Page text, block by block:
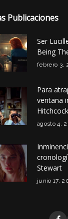
Publicaciones
Ser
Being
febrero 3,
Para
ventana
Hitchcock
agosto 4,
Stewart
junio 17,